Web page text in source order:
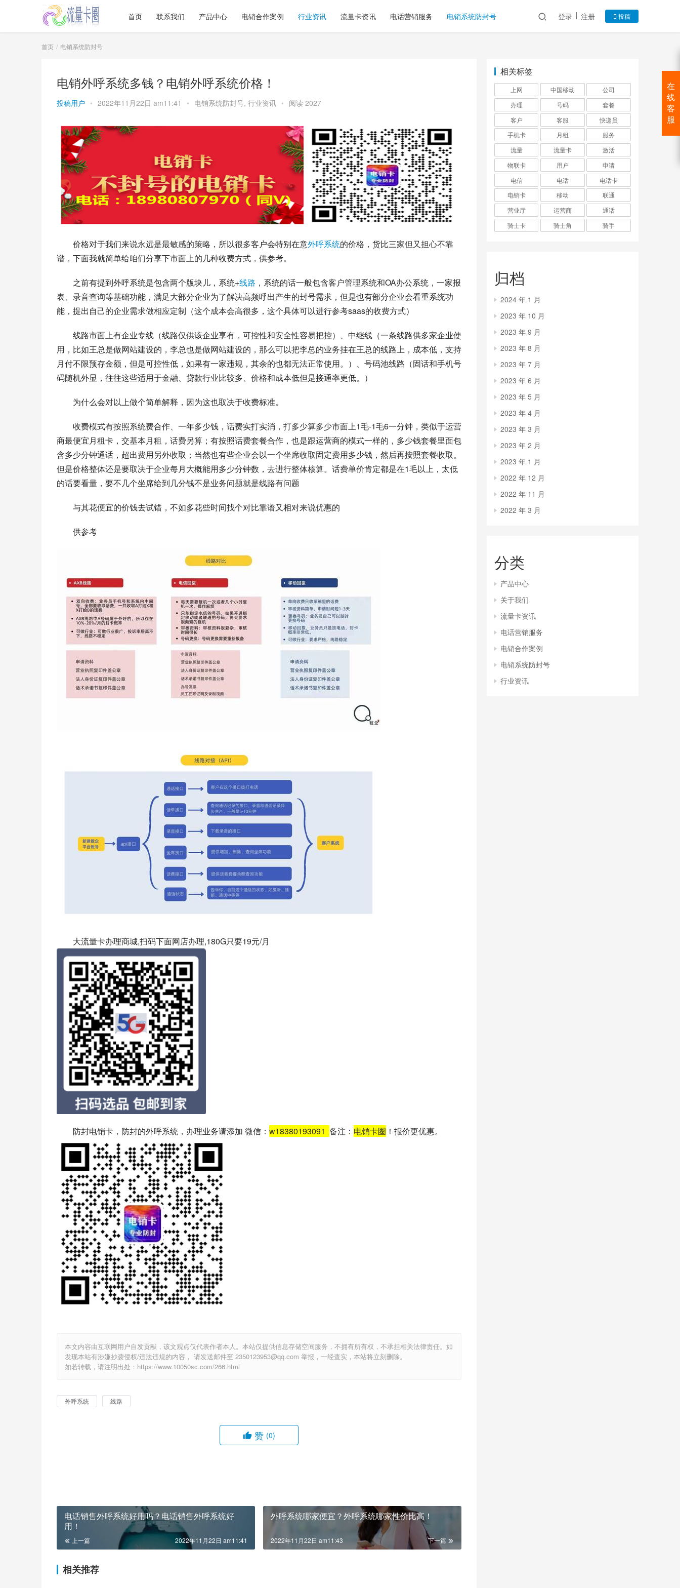
首页 联系我们 产品中心 电销合作案例 行业资讯 流量卡资讯 电话营销服务 电销系统防封号 登录 注册 投稿
首页 电销系统防封号
电销外呼系统多钱？电销外呼系统价格！
投稿用户 • 2022年11月22日 am11:41 • 电销系统防封号, 行业资讯 • 阅读 2027
价格对于我们来说永远是最敏感的策略，所以很多客户会特别在意外呼系统的价格，货比三家但又担心不靠
谱，下面我就简单给咱们分享下市面上的几种收费方式，供参考。
之前有提到外呼系统是包含两个版块儿，系统+线路 ，系统的话一般包含客户管理系统和OA办公系统，一家报
表、录音查询等基础功能，满足大部分企业为了解决高频呼出产生的封号需求，但是也有部分企业会看重系统功
能，提出自己的企业需求做相应定制（这个成本会高很多，这个具体可以进行参考saas的收费方式）
线路市面上有企业专线（线路仅供该企业享有，可控性和安全性容易把控）、中继线（一条线路供多家企业使
用，比如王总是做网站建设的，李总也是做网站建设的，那么可以把李总的业务挂在王总的线路上，成本低，支持
月付不限预存金额，但是可控性低，如果有一家违规，其余的也都无法正常使用。）、号码池线路（固话和手机号
码随机外显，往往这些适用于金融、贷款行业比较多、价格和成本低但是接通率更低。）
为什么会对以上做个简单解释，因为这也取决于收费标准。
收费模式有按照系统费合作、一年多少钱，话费实打实消，打多少算多少市面上1毛-1毛6一分钟，类似于运营
商最便宜月租卡，交基本月租，话费另算；有按照话费套餐合作，也是跟运营商的模式一样的，多少钱套餐里面包
含多少分钟通话，超出费用另外收取；当然也有些企业会以一个坐席收取固定费用多少钱，然后再按照套餐收取。
但是价格整体还是要取决于企业每月大概能用多少分钟数，去进行整体核算。话费单价肯定都是在1毛以上，太低
的话要看量，要不几个坐席给到几分钱不是业务问题就是线路有问题
与其花便宜的价钱去试错，不如多花些时间找个对比靠谱又相对来说优惠的
供参考
大流量卡办理商城,扫码下面网店办理,180G只要19元/月
防封电销卡，防封的外呼系统，办理业务请添加 微信： w18380193091 备注： 电销卡圈 ！报价更优惠。
本文内容由互联网用户自发贡献，该文观点仅代表作者本人。本站仅提供信息存储空间服务，不拥有所有权，不承担相关法律责任。如
发现本站有涉嫌抄袭侵权/违法违规的内容， 请发送邮件至 2350123953@qq.com 举报，一经查实，本站将立刻删除。
如若转载，请注明出处：https://www.10050sc.com/266.html
外呼系统 线路
赞 (0)
电话销售外呼系统好用吗？电话销售外呼系统好
用！
上一篇 2022年11月22日 am11:41
外呼系统哪家便宜？外呼系统哪家性价比高！
下一篇
2022年11月22日 am11:43
相关推荐
相关标签
上网 中国移动
公司
办理
号码
套餐
客户
客服
快递员
手机卡
月租
服务
流量
流量卡
激活
物联卡
用户
申请
电信
电话
电话卡
电销卡
移动
联通
营业厅
运营商
通话
骑士卡
骑士角 骑手
归档
2024 年 1 月
2023 年 10 月
2023 年 9 月
2023 年 8 月
2023 年 7 月
2023 年 6 月
2023 年 5 月
2023 年 4 月
2023 年 3 月
2023 年 2 月
2023 年 1 月
2022 年 12 月
2022 年 11 月
2022 年 3 月
分类
产品中心
关于我们
流量卡资讯
电话营销服务
电销合作案例
电销系统防封号
行业资讯
在
线
客
服